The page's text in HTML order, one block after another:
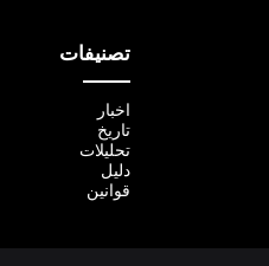
تصنيفات
اخبار
تاريخ
تحليلات
دليل
قوانين